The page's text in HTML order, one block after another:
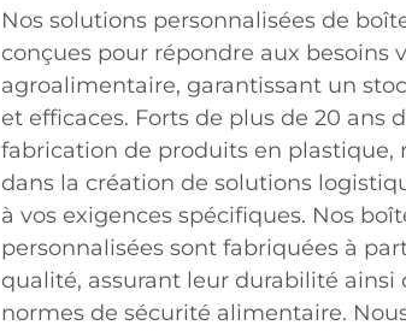
Nos solutions personnalisées de
conçues pour répondre aux besoins
agroalimentaire, garantissant un
et efficaces. Forts de plus de 20 ans
fabrication de produits en plastique,
dans la création de solutions
à vos exigences spécifiques. Nos
personnalisées sont fabriquées à
qualité, assurant leur durabilité
normes de sécurité alimentaire.